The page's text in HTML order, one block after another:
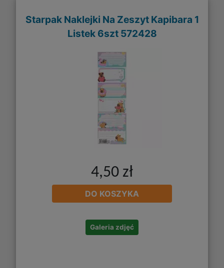
Starpak Naklejki Na Zeszyt Kapibara 1
Listek 6szt 572428
4,50 zł
DO KOSZYKA
Galeria zdjęć